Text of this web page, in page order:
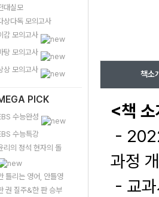
대실모
상다독 모의고사
감 모의고사
탕 모의고사
상 모의고사
PICK
수능완성
수능특강
리의 정석 현자의 돌
틀리는 영어, 안틀영
권 질주&한 판 승부
책소
<책
-
과정
- 교